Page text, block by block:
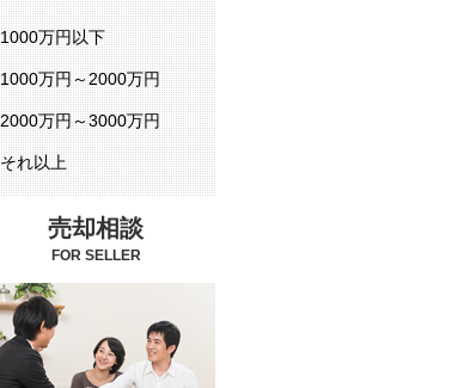
1000万円以下
1000万円～2000万円
2000万円～3000万円
それ以上
売却相談
FOR SELLER